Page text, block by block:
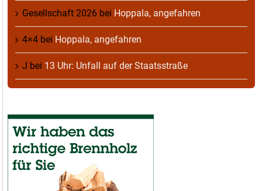
Gesellschaft 2026 bei Hoppala, angefahren
4×4 bei Hoppala, angefahren
J bei 13 Uhr: Unfall auf der Staatsstraße